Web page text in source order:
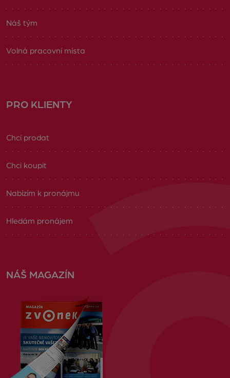
Náš tým
Volná pracovní místa
PRO KLIENTY
Chci prodat
Chci koupit
Nabízím k pronájmu
Hledám pronájem
NÁŠ MAGAZÍN